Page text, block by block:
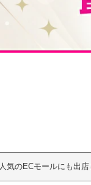
人気のECモールにも出